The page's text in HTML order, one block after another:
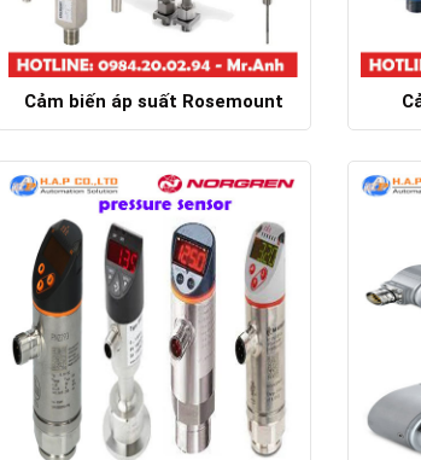
Cảm biến áp suất Rosemount
Chi tiết